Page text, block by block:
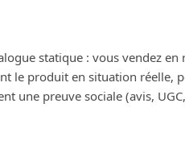
statique : vous vendez en
le produit en situation réelle,
une preuve sociale (avis,